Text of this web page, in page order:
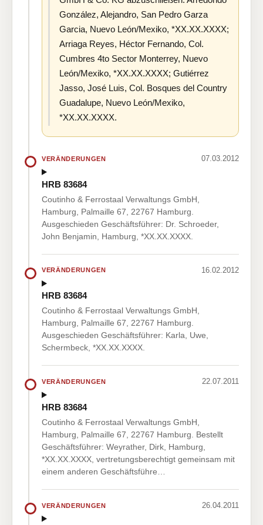
González, Alejandro, San Pedro Garza
Garcia, Nuevo León/Mexiko, *XX.XX.XXXX;
Arriaga Reyes, Héctor Fernando, Col.
Cumbres 4to Sector Monterrey, Nuevo
León/Mexiko, *XX.XX.XXXX; Gutiérrez
Jasso, José Luis, Col. Bosques del Country
Guadalupe, Nuevo León/Mexiko,
*XX.XX.XXXX.
VERÄNDERUNGEN 07.03.2012
HRB 83684
Coutinho & Ferrostaal Verwaltungs GmbH,
Hamburg, Palmaille 67, 22767 Hamburg.
Ausgeschieden Geschäftsführer: Dr. Schroeder,
John Benjamin, Hamburg, *XX.XX.XXXX.
VERÄNDERUNGEN 16.02.2012
HRB 83684
Coutinho & Ferrostaal Verwaltungs GmbH,
Hamburg, Palmaille 67, 22767 Hamburg.
Ausgeschieden Geschäftsführer: Karla, Uwe,
Schermbeck, *XX.XX.XXXX.
VERÄNDERUNGEN 22.07.2011
HRB 83684
Coutinho & Ferrostaal Verwaltungs GmbH,
Hamburg, Palmaille 67, 22767 Hamburg. Bestellt
Geschäftsführer: Weyrather, Dirk, Hamburg,
*XX.XX.XXXX, vertretungsberechtigt gemeinsam mit
einem anderen Geschäftsführe…
VERÄNDERUNGEN 26.04.2011